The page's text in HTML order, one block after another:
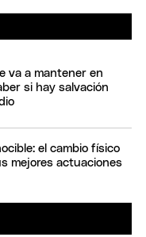
va a mantener en
si hay salvación
el cambio físico
mejores actuaciones